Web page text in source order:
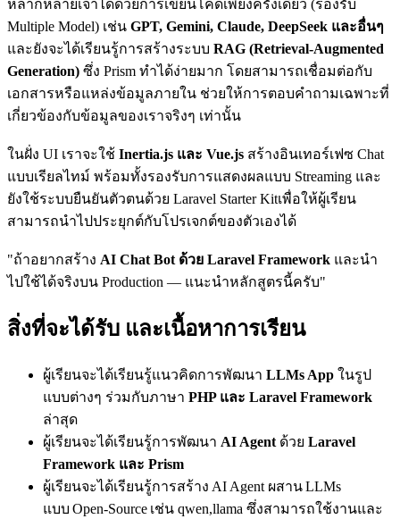
หลากหลายเจ้าได้ด้วยการเขียนโค้ดเพียงครั้งเดียว (รองรับ
Multiple Model) เช่น GPT, Gemini, Claude, DeepSeek และอื่นๆ
และยังจะได้เรียนรู้การสร้างระบบ RAG (Retrieval-Augmented
Generation) ซึ่ง Prism ทำได้ง่ายมาก โดยสามารถเชื่อมต่อกับ
เอกสารหรือแหล่งข้อมูลภายใน ช่วยให้การตอบคำถามเฉพาะที่
เกี่ยวข้องกับข้อมูลของเราจริงๆ เท่านั้น
ในฝั่ง UI เราจะใช้ Inertia.js และ Vue.js สร้างอินเทอร์เฟซ Chat
แบบเรียลไทม์ พร้อมทั้งรองรับการแสดงผลแบบ Streaming และ
ยังใช้ระบบยืนยันตัวตนด้วย Laravel Starter Kitเพื่อให้ผู้เรียน
สามารถนำไปประยุกต์กับโปรเจกต์ของตัวเองได้
"ถ้าอยากสร้าง AI Chat Bot ด้วย Laravel Framework และนำ
ไปใช้ได้จริงบน Production — แนะนำหลักสูตรนี้ครับ"
สิ่งที่จะได้รับ และเนื้อหาการเรียน
ผู้เรียนจะได้เรียนรู้แนวคิดการพัฒนา LLMs App ในรูป
แบบต่างๆ ร่วมกับภาษา PHP และ Laravel Framework
ล่าสุด
ผู้เรียนจะได้เรียนรู้การพัฒนา AI Agent ด้วย Laravel
Framework และ Prism
ผู้เรียนจะได้เรียนรู้การสร้าง AI Agent ผสาน LLMs
แบบ Open‑Source เช่น qwen,llama ซึ่งสามารถใช้งานและ